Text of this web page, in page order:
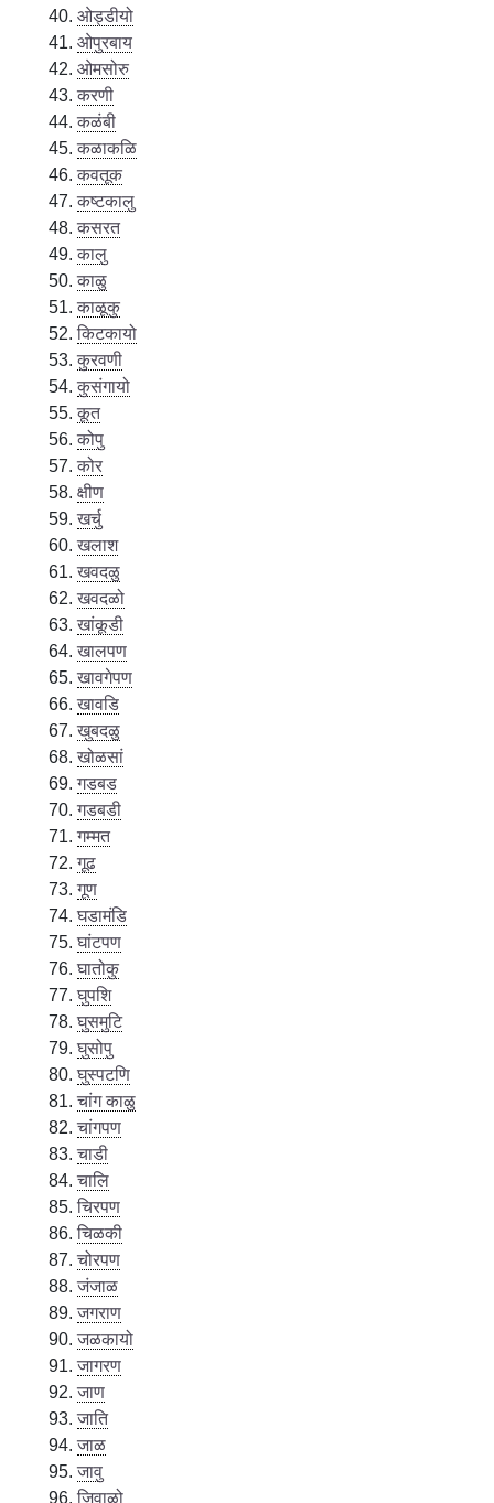
ओड्डीयो
ओपुरबाय
ओमसोरु
करणी
कळंबी
कळाकळि
कवतूक
कष्टकालु
कसरत
कालु
काळु
काळूकु
किटकायो
कुरवणी
कुसंगायो
कूत
कोपु
कोर
क्षीण
खर्चु
खलाश
खवदळु
खवदळो
खांकूडी
खालपण
खावगेपण
खावडि
खुबदळु
खोळसां
गडबड
गडबडी
गम्मत
गूढ
गूण
घडामंडि
घांटपण
घातोकु
घुपशि
घुसमुटि
घुसोपु
घुस्पटणि
चांग काळु
चांगपण
चाडी
चालि
चिरपण
चिळकी
चोरपण
जंजाळ
जगराण
जळकायो
जागरण
जाण
जाति
जाळ
जावु
जिवाळो